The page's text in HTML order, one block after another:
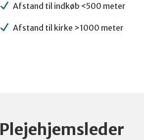
Afstand til indkøb <500 meter
Afstand til kirke >1000 meter
Plejehjemsleder